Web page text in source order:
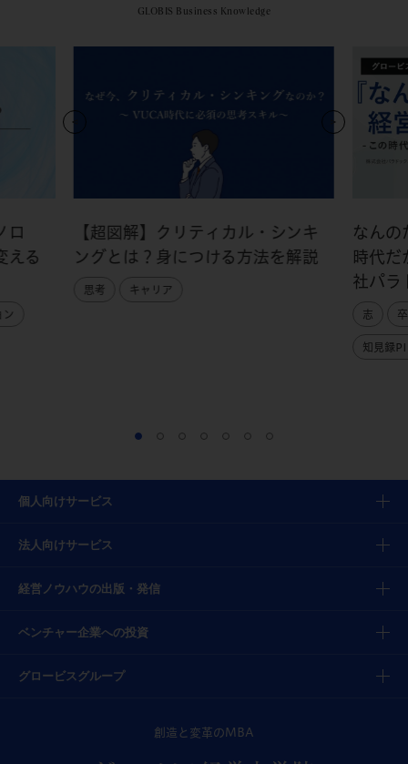
GLOBIS Business Knowledge
ロ
える
ン
【超図解】クリティカル・シンキ
ングとは？身につける方法を解説
思考 キャリア
なんの
時代だ
社パラ
志
知見録
個人向けサービス
法人向けサービス
経営ノウハウの出版・発信
ベンチャー企業への投資
グロービスグループ
創造と変革のMBA